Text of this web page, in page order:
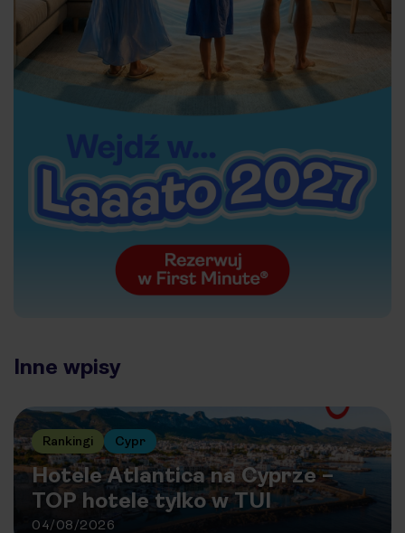
Inne wpisy
Rankingi Cypr
Hotele Atlantica na Cyprze –
TOP hotele tylko w TUI
04/08/2026